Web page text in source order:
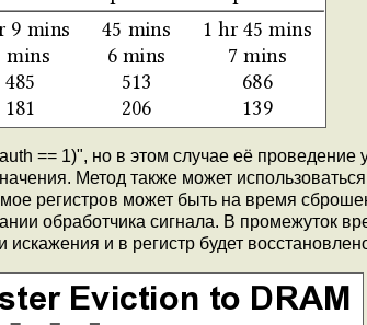
== 1)", но в этом случае её проведение
Метод также может
регистров может быть на время
обработчика сигнала. В промежуток
и в регистр будет